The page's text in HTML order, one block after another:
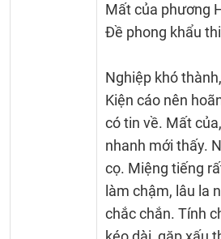
Mất của phương
Đề phong khẩu
Nghiệp khó
Kiện cáo nên
có tin về. Mất
nhanh mới thấy.
cọ. Miệng tiếng
làm chậm, lâu la
chắc chắn. Tính